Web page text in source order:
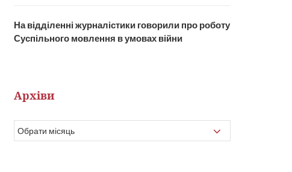
На відділенні журналістики говорили про роботу
Суспільного мовлення в умовах війни
Архіви